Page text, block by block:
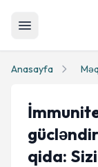
Anasayfa
qida: